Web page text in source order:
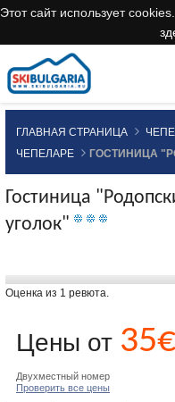
Этот сайт использует
ГЛАВНАЯ СТРАНИЦА
ЧЕПЕЛАРЕ
ГОСТИНИЦА
Гостиница
уголок"
Оценка из 1 ревюта.
Цены от
Двухместный номер
Проверить все цены